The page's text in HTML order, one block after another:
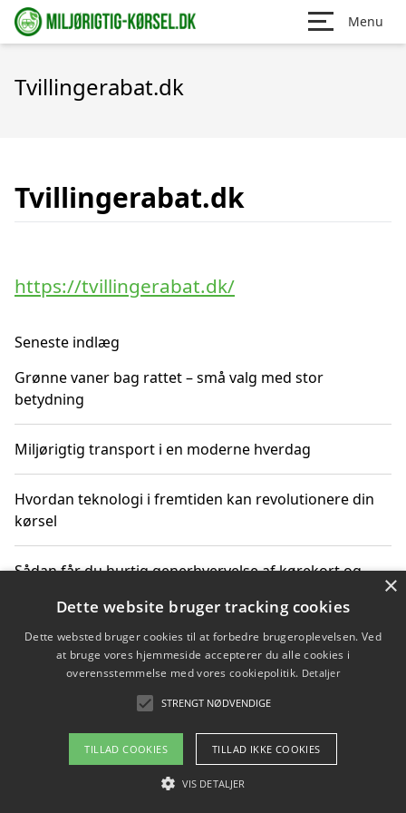
Menu
Tvillingerabat.dk
Tvillingerabat.dk
https://tvillingerabat.dk/
Seneste indlæg
Grønne vaner bag rattet – små valg med stor
betydning
Miljørigtig transport i en moderne hverdag
Hvordan teknologi i fremtiden kan revolutionere din
kørsel
Sådan får du hurtig generhvervelse af kørekort og
Sådan lærer du miljørigtig kørsel hos en køreskole i
Gentofte
Copyright 2026 - Pilanto Aps
Om / kontakt
×
Dette website bruger tracking cookies
Dette websted bruger cookies til at forbedre brugeroplevelsen. Ved
at bruge vores hjemmeside accepterer du alle cookies i
overensstemmelse med vores cookiepolitik. Detaljer
STRENGT NØDVENDIGE
TILLAD COOKIES TILLAD IKKE COOKIES
VIS DETALJER